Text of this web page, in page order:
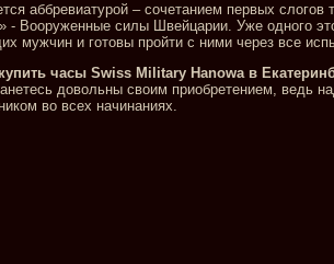
аббревиатурой – сочетанием первых
- Вооруженные силы Швейцарии. Уже одного
мужчин и готовы пройти с ними через все
купить часы Swiss Military Hanowa в
довольны своим приобретением, ведь
во всех начинаниях.